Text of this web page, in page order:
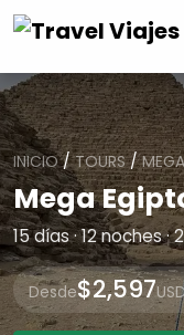
INICIO/TOURS/
Mega
15 días · 12 noches
Desde$2,597